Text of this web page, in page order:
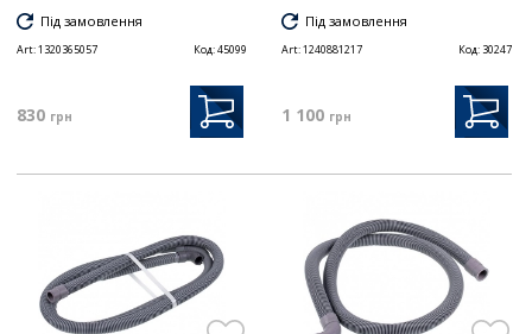
Під замовлення
Art:1320365057 Код:45099
830 грн
Під замовлення
Art:1240881217 Код: 30247
1 100 грн